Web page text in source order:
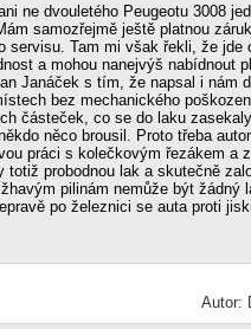
ne dvouletého Peugeotu 3008
samozřejmě ještě platnou
servisu. Tam mi však řekli, že jde
a mohou nanejvýš nabídnout
Janáček s tím, že napsal i nám
bez mechanického
částeček, co se do laku
něco brousil. Proto třeba
práci s kolečkovým řezákem a
totiž probodnou lak a skutečně
pilinám nemůže být žádný
po železnici se auta proti
Autor: